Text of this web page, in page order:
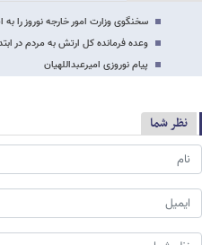
سخنگوی وزارت امور خارجه نوروز را
وعده فرمانده کل ارتش به مردم در ابتدای
پیام نوروزی امیرعبداللهیان
نظر شما